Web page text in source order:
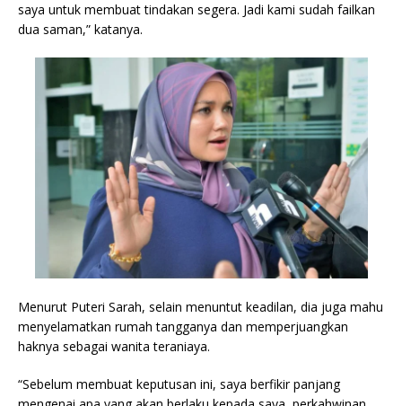
saya untuk membuat tindakan segera. Jadi kami sudah failkan
dua saman,” katanya.
Menurut Puteri Sarah, selain menuntut keadilan, dia juga mahu
menyelamatkan rumah tangganya dan memperjuangkan
haknya sebagai wanita teraniaya.
“Sebelum membuat keputusan ini, saya berfikir panjang